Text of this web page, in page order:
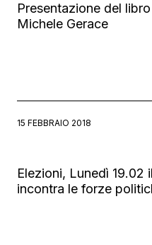
Presentazione del libro
Michele Gerace
15 FEBBRAIO 2018
Elezioni, Lunedì 19.02
incontra le forze